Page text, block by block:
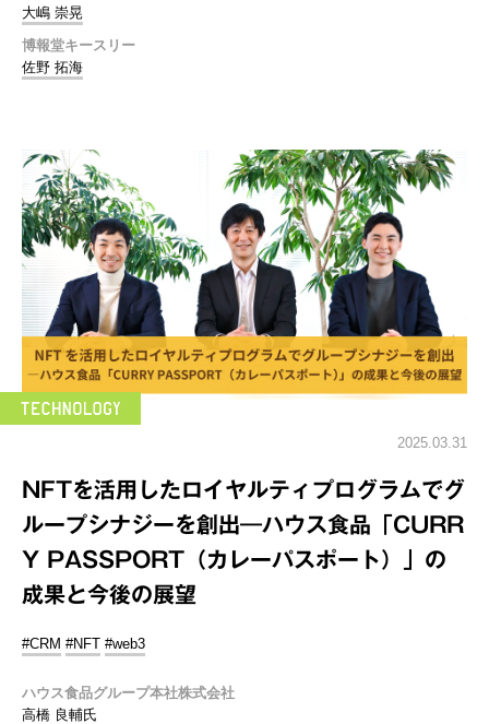
大嶋 崇晃
博報堂キースリー
佐野 拓海
2025.03.31
NFTを活用したロイヤルティプログラムでグ
ループシナジーを創出―ハウス食品「CURR
Y PASSPORT（カレーパスポート）」の
成果と今後の展望
#CRM #NFT #web3
ハウス食品グループ本社株式会社
高橋 良輔氏